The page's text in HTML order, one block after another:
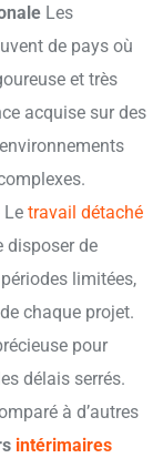
Les
de pays où
et très
acquise sur des
Le travail détaché
disposer de
limitées,
chaque projet.
pour
délais serrés.
à d’autres
intérimaires